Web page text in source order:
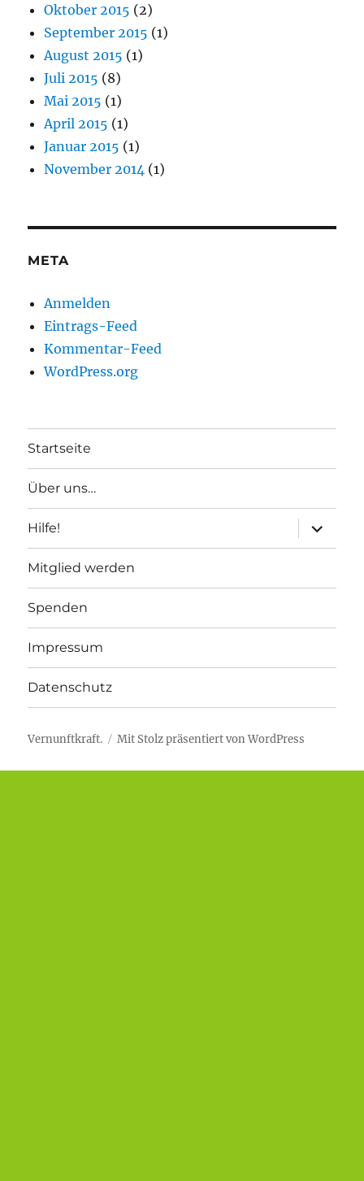
Oktober 2015 (2)
September 2015 (1)
August 2015 (1)
Juli 2015 (8)
Mai 2015 (1)
April 2015 (1)
Januar 2015 (1)
November 2014 (1)
META
Anmelden
Eintrags-Feed
Kommentar-Feed
WordPress.org
Startseite
Über uns…
Hilfe!
anzeigen
Mitglied werden
Spenden
Impressum
Datenschutz
Vernunftkraft. Mit Stolz präsentiert von WordPress